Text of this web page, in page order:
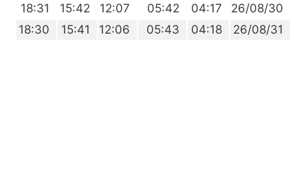
26/08/30
04:17
05:42
12:07
15:42
18:31
26/08/31
04:18
05:43
12:06
15:41
18:30